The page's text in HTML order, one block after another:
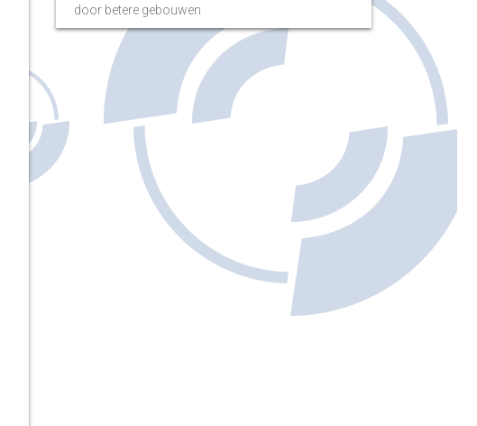
door betere gebouwen